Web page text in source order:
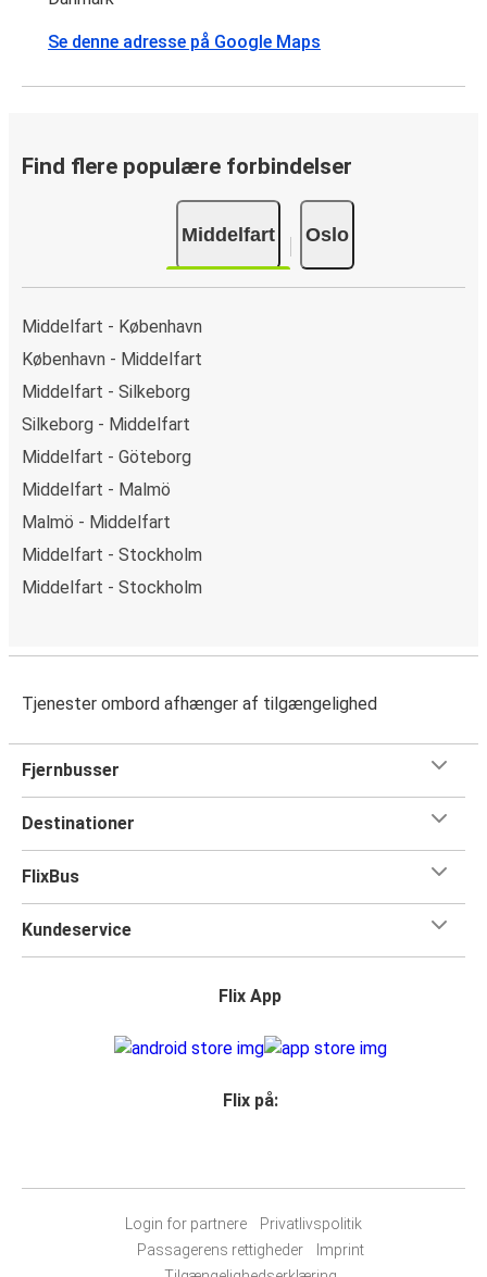
Se denne adresse på Google Maps
Find flere populære forbindelser
Middelfart Oslo
Middelfart - København
København - Middelfart
Middelfart - Silkeborg
Silkeborg - Middelfart
Middelfart - Göteborg
Middelfart - Malmö
Malmö - Middelfart
Middelfart - Stockholm
Middelfart - Stockholm
Tjenester ombord afhænger af tilgængelighed
Fjernbusser
Destinationer
FlixBus
Kundeservice
Flix App
Flix på:
Login for partnere
Privatlivspolitik
Passagerens rettigheder
Imprint